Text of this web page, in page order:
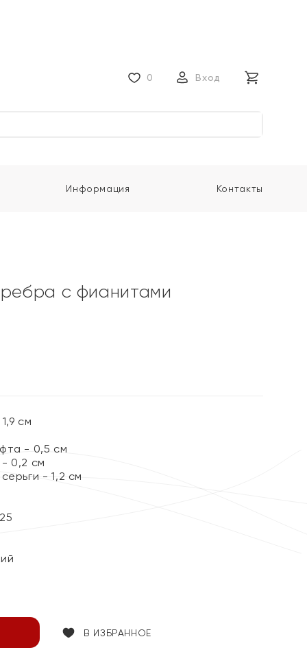
0 Вход
Информация Контакты
с фианитами
см
- 0,5 см
0,2 см
- 1,2 см
В ИЗБРАННОЕ